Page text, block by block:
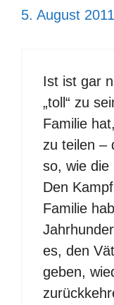
5. August
Ist ist gar
„toll“ zu
Familie
zu teilen –
so, wie die
Den
Familie
es, den
geben,